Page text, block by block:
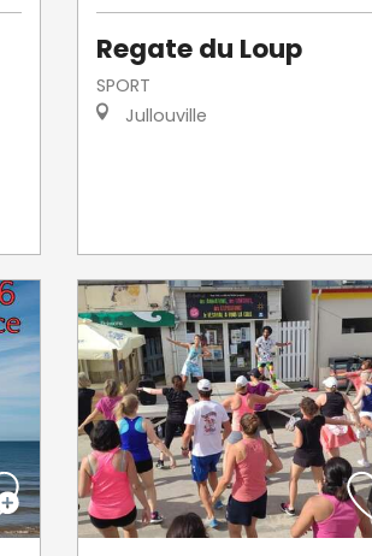
Regate du Loup
SPORT
Jullouville